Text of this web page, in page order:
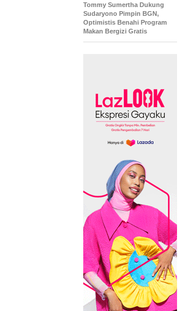
Tommy Sumertha Dukung
Sudaryono Pimpin BGN,
Optimistis Benahi Program
Makan Bergizi Gratis